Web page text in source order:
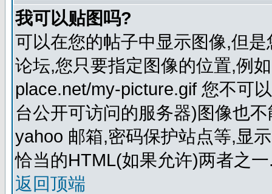
我可以贴图吗?
可以在您的帖子中显示图像,但
论坛,您只要指定图像的位置,例
place.net/my-picture.gif 您不可
台公开可访问的服务器)图像也
yahoo 邮箱,密码保护站点等,显
恰当的HTML(如果允许)两者之
返回顶端